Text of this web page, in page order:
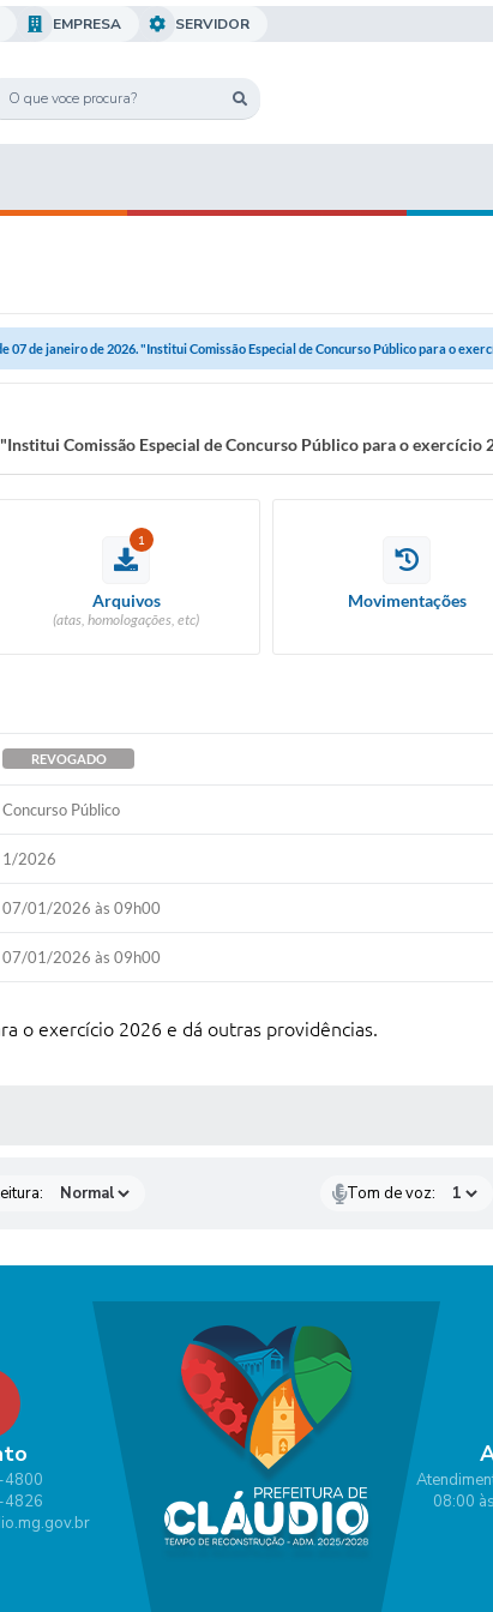
EMPRESA SERVIDOR
07 de janeiro de 2026. "Institui Comissão Especial de Concurso Público para o
Comissão Especial de Concurso Público para o exercício
1
Arquivos
(atas, homologações, etc)
Movimentações
REVOGADO
Concurso Público
1/2026
07/01/2026 às 09h00
07/01/2026 às 09h00
o exercício 2026 e dá outras providências.
Tom de voz:
4800
4826
08:00